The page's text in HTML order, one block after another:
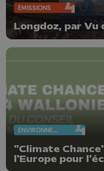
ÉMISSIONS
Longdoz, par Vu
ENVIRONNEMENT
"Climate
l'Europe pour